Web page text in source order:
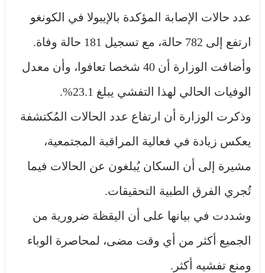
عدد حالات الإصابة المؤكدة بالإيبولا في الكونغو
ارتفع إلى 782 حالة، مع تسجيل 181 حالة وفاة.
وأضافت الوزارة أن 40 شخصا تعافوا، وأن معدل
الوفيات الحالي لهذا التفشي يبلغ 23.1%.
وذكرت الوزارة أن ارتفاع عدد الحالات المُكتشفة
يعكس زيادة في فعالية المراقبة المجتمعية،
مشيرة إلى أن السكان يُبلغون عن الحالات فيما
تُجري الفرق الطبية التحقيقات.
وشددت في بيانها على أن اليقظة ضرورية من
الجميع أكثر من أي وقت مضى، لمحاصرة الوباء
ومنع تفشيه أكثر.